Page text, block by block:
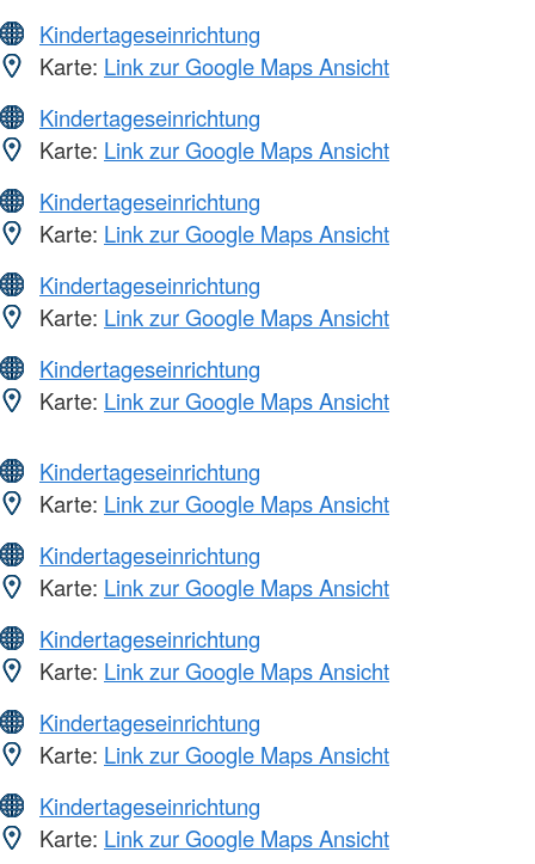
Kindertageseinrichtung
Karte: Link zur Google Maps Ansicht
Kindertageseinrichtung
Karte: Link zur Google Maps Ansicht
Kindertageseinrichtung
Karte: Link zur Google Maps Ansicht
Kindertageseinrichtung
Karte: Link zur Google Maps Ansicht
Kindertageseinrichtung
Karte: Link zur Google Maps Ansicht
Kindertageseinrichtung
Karte: Link zur Google Maps Ansicht
Kindertageseinrichtung
Karte: Link zur Google Maps Ansicht
Kindertageseinrichtung
Karte: Link zur Google Maps Ansicht
Kindertageseinrichtung
Karte: Link zur Google Maps Ansicht
Kindertageseinrichtung
Karte: Link zur Google Maps Ansicht